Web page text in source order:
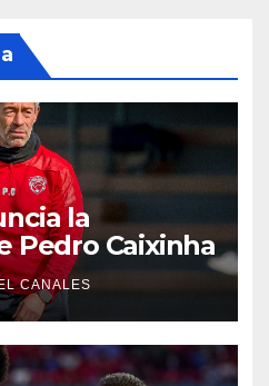
la
Pedro Caixinha
CANALES